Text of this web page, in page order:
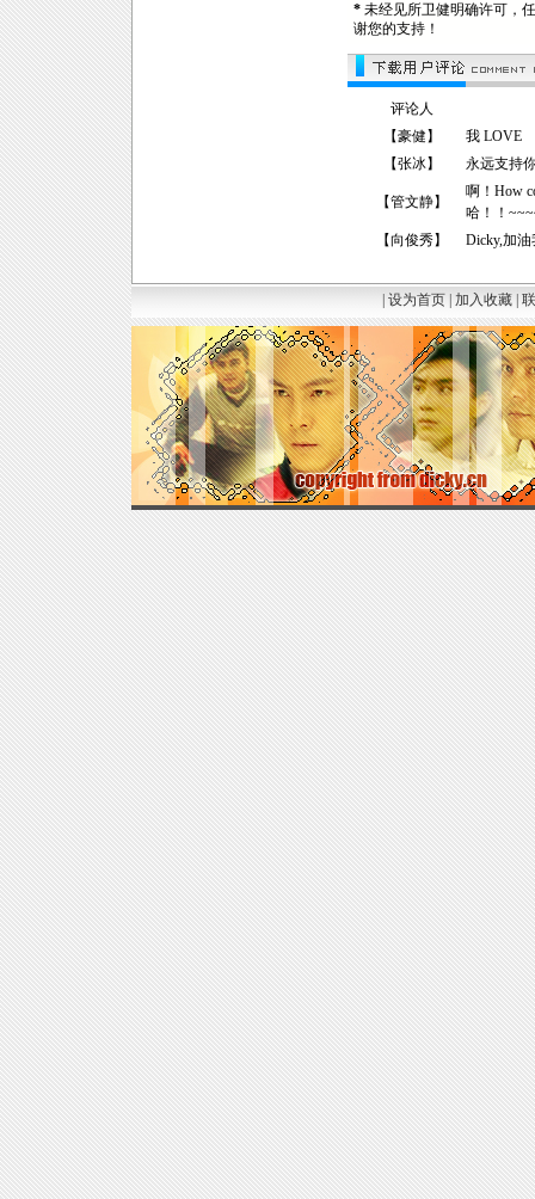
* 未经见所卫健明确许可，
谢您的支持！
评论人
【豪健 】
我 LOVE
【张冰】 永远支持
【管文静】
啊！How
哈！！
【向俊秀】 Dicky,加
设为首页| 加入收藏|